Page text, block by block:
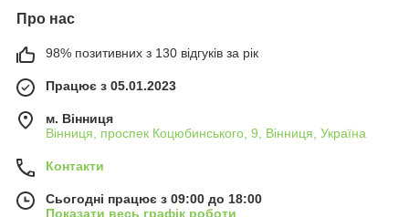
Про нас
98% позитивних з 130 відгуків за рік
Працює з 05.01.2023
м. Вінниця
Вінниця, проспек Коцюбинського, 9, Вінниця, Україна
Контакти
Сьогодні працює з 09:00 до 18:00
Показати весь графік роботи